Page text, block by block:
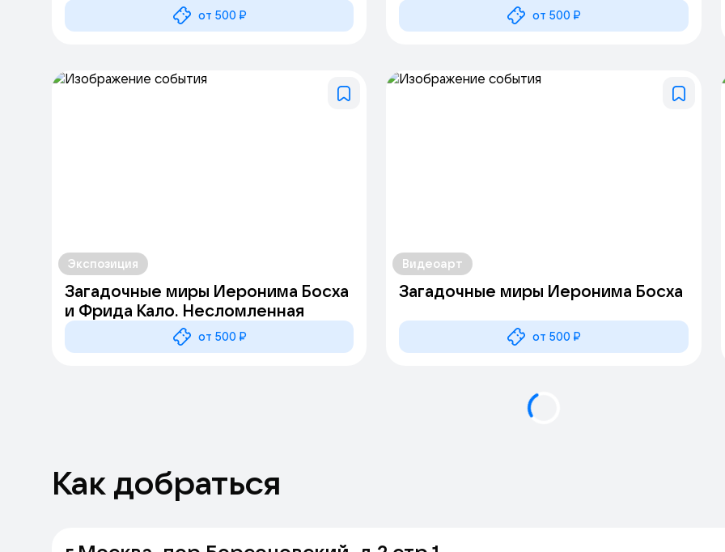
от 500 ₽ от 500 ₽
Экспозиция
Загадочные миры Иеронима Босха
и Фрида Кало. Несломленная
от 500 ₽
Видеоарт
Загадочные миры Иеронима Босха
от 500 ₽
Как добраться